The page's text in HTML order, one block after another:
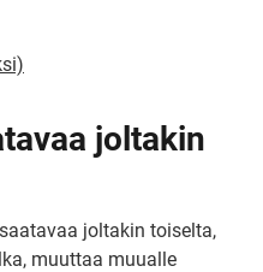
joltakin
joltakin toiselta,
muuttaa muualle